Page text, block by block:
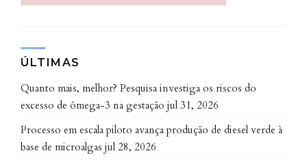
ÚLTIMAS
Quanto mais, melhor? Pesquisa investiga os riscos do
excesso de ômega-3 na gestação jul 31, 2026
Processo em escala piloto avança produção de diesel verde à
base de microalgas jul 28, 2026